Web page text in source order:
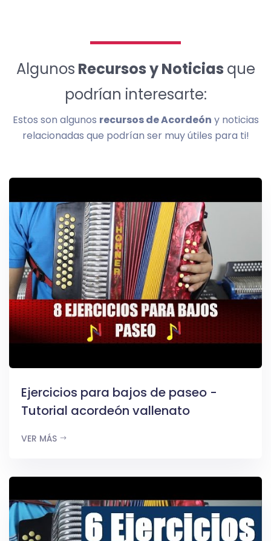
Algunos Recursos y Noticias que
podrían interesarte:
Estos son algunos recursos de Acordeón y noticias
relacionadas que podrían ser muy útiles para ti!
Ejercicios para bajos de paseo -
Tutorial acordeón vallenato
VER MÁS